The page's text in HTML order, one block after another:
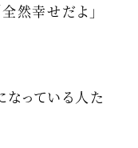
然幸せだよ」
っている人た